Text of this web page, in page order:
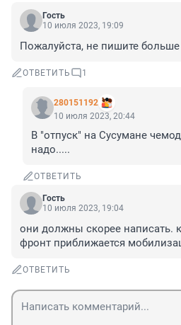
Гость
10 июля 2023, 19:09
Пожалуйста, не пишите
ОТВЕТИТЬ 1
280151192
10 июля 2023, 20:44
В "отпуск" на Сусумане
надо.....
ОТВЕТИТЬ
Гость
10 июля 2023, 19:04
они должны скорее написать.
фронт приближается
ОТВЕТИТЬ